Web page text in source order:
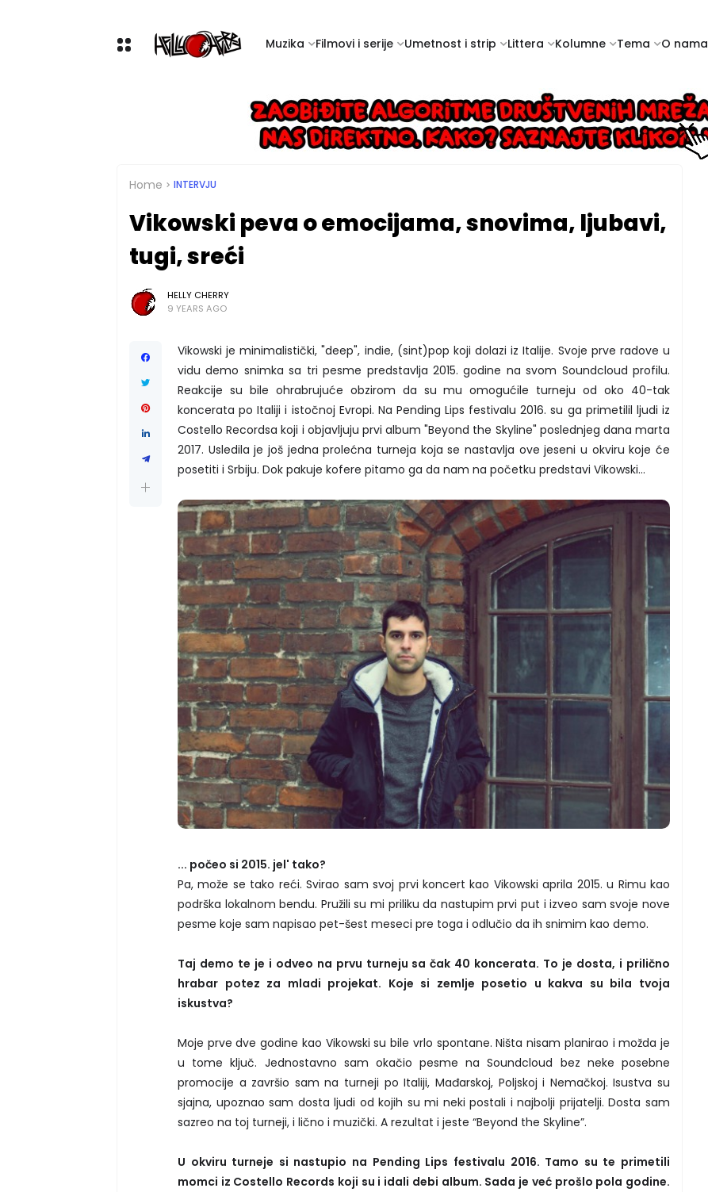
Muzika Filmovi i serije Umetnost i strip Littera Kolumne Tema O nama
Home INTERVJU
Vikowski peva o emocijama, snovima, ljubavi,
tugi, sreći
HELLY CHERRY
9 YEARS AGO
Vikowski je minimalistički, "deep", indie, (sint)pop koji dolazi iz Italije. Svoje prve radove u
vidu demo snimka sa tri pesme predstavlja 2015. godine na svom Soundcloud profilu.
Reakcije su bile ohrabrujuće obzirom da su mu omogućile turneju od oko 40-tak
koncerata po Italiji i istočnoj Evropi. Na Pending Lips festivalu 2016. su ga primetilil ljudi iz
Costello Recordsa koji i objavljuju prvi album "Beyond the Skyline" poslednjeg dana marta
2017. Usledila je još jedna prolećna turneja koja se nastavlja ove jeseni u okviru koje će
posetiti i Srbiju. Dok pakuje kofere pitamo ga da nam na početku predstavi Vikowski...
... počeo si 2015. jel' tako?
Pa, može se tako reći. Svirao sam svoj prvi koncert kao Vikowski aprila 2015. u Rimu kao
podrška lokalnom bendu. Pružili su mi priliku da nastupim prvi put i izveo sam svoje nove
pesme koje sam napisao pet-šest meseci pre toga i odlučio da ih snimim kao demo.
Taj demo te je i odveo na prvu turneju sa čak 40 koncerata. To je dosta, i prilično
hrabar potez za mladi projekat. Koje si zemlje posetio u kakva su bila tvoja
iskustva?
Moje prve dve godine kao Vikowski su bile vrlo spontane. Ništa nisam planirao i možda je
u tome ključ. Jednostavno sam okačio pesme na Soundcloud bez neke posebne
promocije a završio sam na turneji po Italiji, Mađarskoj, Poljskoj i Nemačkoj. Isustva su
sjajna, upoznao sam dosta ljudi od kojih su mi neki postali i najbolji prijatelji. Dosta sam
sazreo na toj turneji, i lično i muzički. A rezultat i jeste “Beyond the Skyline”.
U okviru turneje si nastupio na Pending Lips festivalu 2016. Tamo su te primetili
momci iz Costello Records koji su i idali debi album. Sada je već prošlo pola godine.